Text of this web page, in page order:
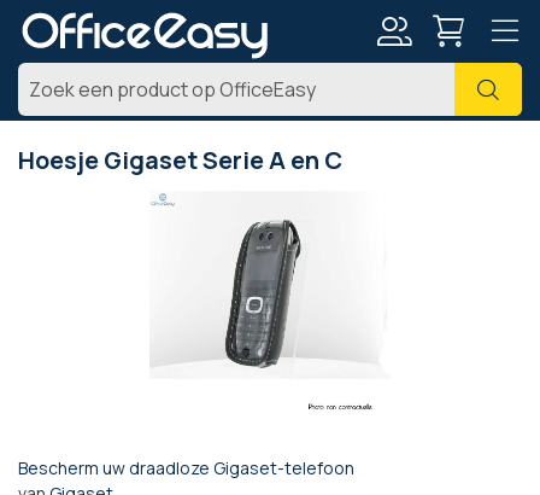
Zoek
Hoesje Gigaset Serie A en C
Bescherm uw draadloze Gigaset-telefoon
Ga